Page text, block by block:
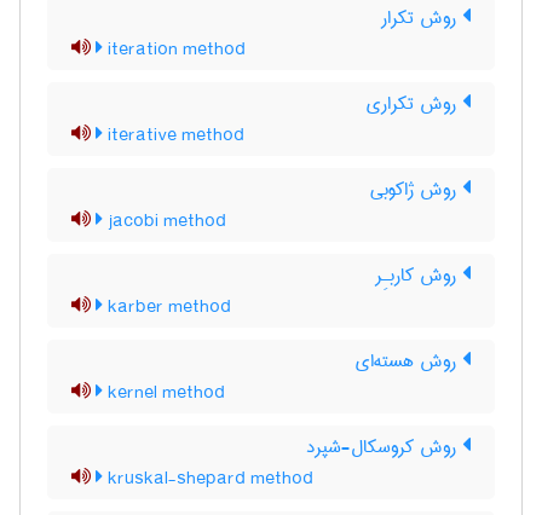
روش تکرار
iteration method
روش تکراری
iterative method
روش ژاکوبی
jacobi method
روش کاربـِر
karber method
روش هسته‌ای
kernel method
روش کروسکال-شپرد
kruskal-shepard method